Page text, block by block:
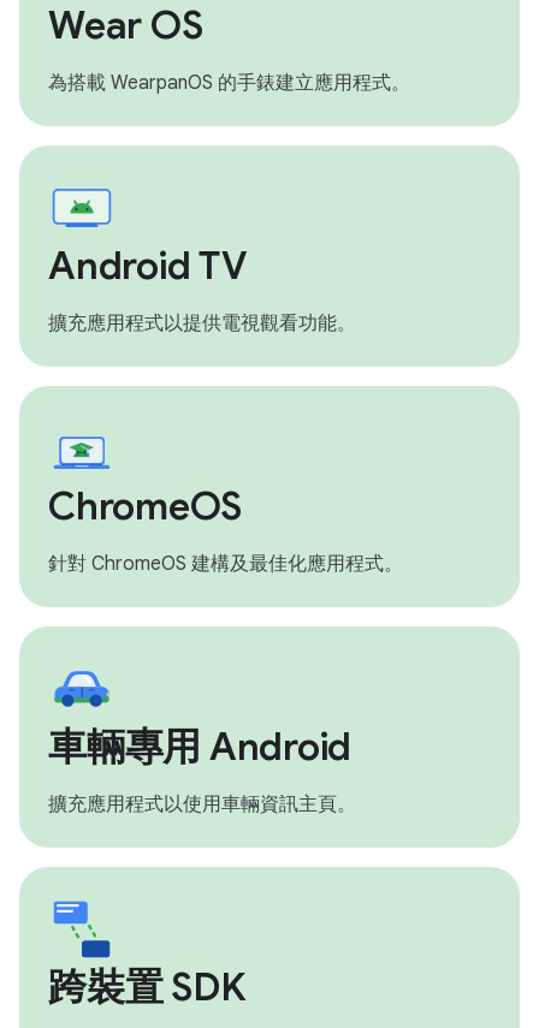
Wear OS
為搭載 WearpanOS 的手錶建立應用程式。
Android TV
擴充應用程式以提供電視觀看功能。
ChromeOS
針對 ChromeOS 建構及最佳化應用程式。
車輛專用 Android
擴充應用程式以使用車輛資訊主頁。
跨裝置 SDK